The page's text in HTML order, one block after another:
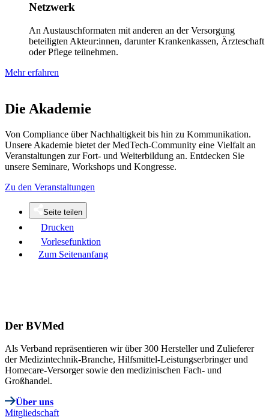
Netzwerk
An Austauschformaten mit anderen an der Versorgung
beteiligten Akteur:innen, darunter Krankenkassen, Ärzteschaft
oder Pflege teilnehmen.
Mehr erfahren
Die Akademie
Von Compliance über Nachhaltigkeit bis hin zu Kommunikation.
Unsere Akademie bietet der MedTech-Community eine Vielfalt an
Veranstaltungen zur Fort- und Weiterbildung an. Entdecken Sie
unsere Seminare, Workshops und Kongresse.
Zu den Veranstaltungen
Seite teilen
Drucken
Vorlesefunktion
Zum Seitenanfang
Der BVMed
Als Verband repräsentieren wir über 300 Hersteller und Zulieferer
der Medizintechnik-Branche, Hilfsmittel-Leistungserbringer und
Homecare-Versorger sowie den medizinischen Fach- und
Großhandel.
Über uns
Mitgliedschaft